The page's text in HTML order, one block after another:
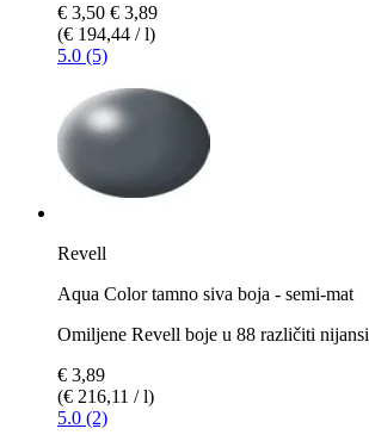
€ 3,50 € 3,89
(€ 194,44 / l)
5.0 (5)
Revell
Aqua Color tamno siva boja - semi-mat
Omiljene Revell boje u 88 različiti nijansi
€ 3,89
(€ 216,11 / l)
5.0 (2)